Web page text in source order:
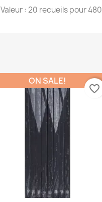
Valeur : 20 recueils pour
ON SALE!
favorite_border